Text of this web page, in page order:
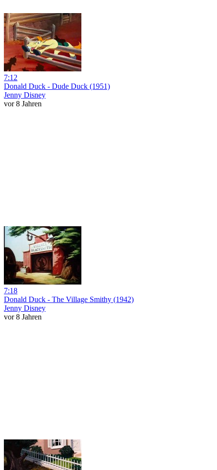
7:12
Donald Duck - Dude Duck (1951)
Jenny Disney
vor 8 Jahren
7:18
Donald Duck - The Village Smithy (1942)
Jenny Disney
vor 8 Jahren